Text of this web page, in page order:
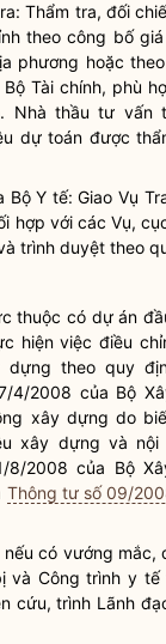
Thẩm tra, đối
theo công bố
phương hoặc
Tài chính, phù
Nhà thầu tư vấn
dự toán được
Y tế: Giao Vụ
hợp với các Vụ,
trình duyệt theo
thuộc có dự án
hiện việc điều
dựng theo quy
4/2008 của Bộ
xây dựng do
xây dựng và
8/2008 của Bộ
Thông tư số 09/
có vướng mắc,
và Công trình y tế
cứu, trình Lãnh